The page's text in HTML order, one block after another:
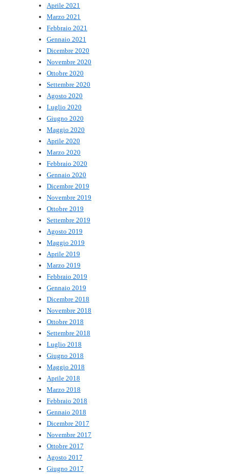
Aprile 2021
Marzo 2021
Febbraio 2021
Gennaio 2021
Dicembre 2020
Novembre 2020
Ottobre 2020
Settembre 2020
Agosto 2020
Luglio 2020
Giugno 2020
Maggio 2020
Aprile 2020
Marzo 2020
Febbraio 2020
Gennaio 2020
Dicembre 2019
Novembre 2019
Ottobre 2019
Settembre 2019
Agosto 2019
Maggio 2019
Aprile 2019
Marzo 2019
Febbraio 2019
Gennaio 2019
Dicembre 2018
Novembre 2018
Ottobre 2018
Settembre 2018
Luglio 2018
Giugno 2018
Maggio 2018
Aprile 2018
Marzo 2018
Febbraio 2018
Gennaio 2018
Dicembre 2017
Novembre 2017
Ottobre 2017
Agosto 2017
Giugno 2017